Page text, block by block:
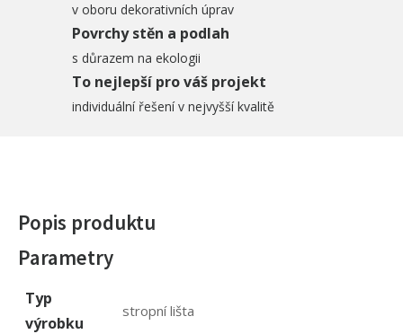
v oboru dekorativních úprav
Povrchy stěn a podlah
s důrazem na ekologii
To nejlepší pro váš projekt
individuální řešení v nejvyšší kvalitě
Popis produktu
Parametry
Typ
výrobku
stropní lišta